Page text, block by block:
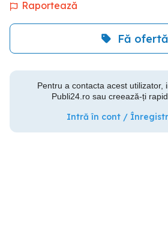
Raportează
Fă ofertă
Pentru a contacta acest utilizator,
Publi24.ro sau creează-ți
Intră în cont /